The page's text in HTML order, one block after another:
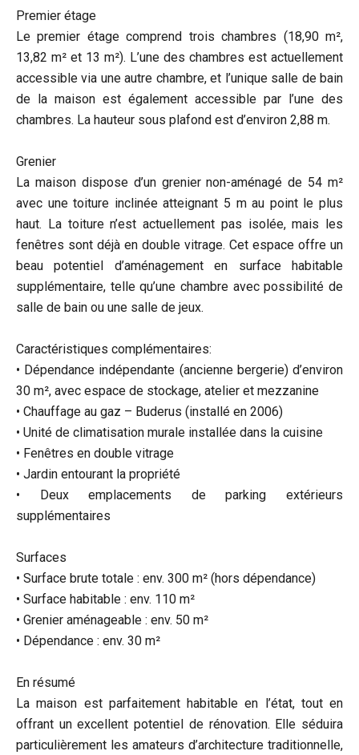
Premier étage
Le premier étage comprend trois chambres (18,90 m²,
13,82 m² et 13 m²). L’une des chambres est actuellement
accessible via une autre chambre, et l’unique salle de bain
de la maison est également accessible par l’une des
chambres. La hauteur sous plafond est d’environ 2,88 m.
Grenier
La maison dispose d’un grenier non-aménagé de 54 m²
avec une toiture inclinée atteignant 5 m au point le plus
haut. La toiture n’est actuellement pas isolée, mais les
fenêtres sont déjà en double vitrage. Cet espace offre un
beau potentiel d’aménagement en surface habitable
supplémentaire, telle qu’une chambre avec possibilité de
salle de bain ou une salle de jeux.
Caractéristiques complémentaires:
• Dépendance indépendante (ancienne bergerie) d’environ
30 m², avec espace de stockage, atelier et mezzanine
• Chauffage au gaz – Buderus (installé en 2006)
• Unité de climatisation murale installée dans la cuisine
• Fenêtres en double vitrage
• Jardin entourant la propriété
• Deux emplacements de parking extérieurs
supplémentaires
Surfaces
• Surface brute totale : env. 300 m² (hors dépendance)
• Surface habitable : env. 110 m²
• Grenier aménageable : env. 50 m²
• Dépendance : env. 30 m²
En résumé
La maison est parfaitement habitable en l’état, tout en
offrant un excellent potentiel de rénovation. Elle séduira
particulièrement les amateurs d’architecture traditionnelle,